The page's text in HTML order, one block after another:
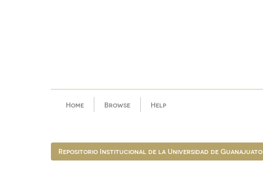
Home Browse Help
Repositorio Institucional de la Universidad de Guanajuato